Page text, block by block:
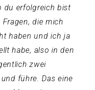
du erfolgreich bist
die mich
haben und ich ja
habe, also in den
zwei
führe. Das eine